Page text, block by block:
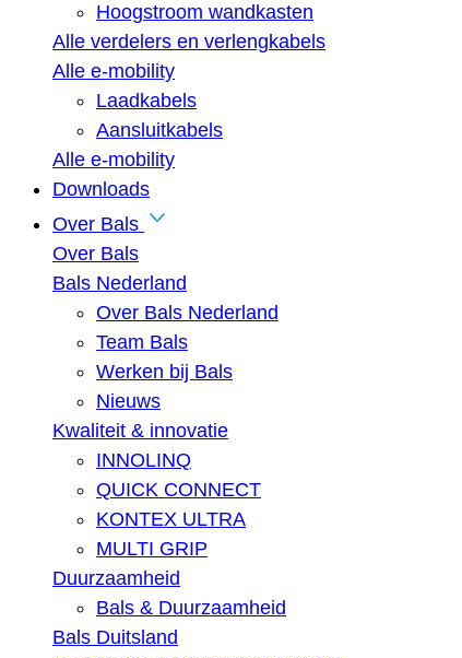
Hoogstroom wandkasten
Alle verdelers en verlengkabels
Alle e-mobility
Laadkabels
Aansluitkabels
Alle e-mobility
Downloads
Over Bals
Over Bals
Bals Nederland
Over Bals Nederland
Team Bals
Werken bij Bals
Nieuws
Kwaliteit & innovatie
INNOLINQ
QUICK CONNECT
KONTEX ULTRA
MULTI GRIP
Duurzaamheid
Bals & Duurzaamheid
Bals Duitsland